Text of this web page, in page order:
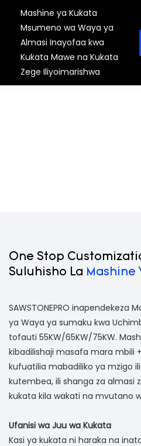
Mashine ya Kukata
Msumeno wa Waya ya
Almasi Inayofaa kwa
Kukata Mawe na Kukata
Zege Iliyoimarishwa
One Stop
Suluhisho La Mashine
SAWSTONEPRO inapendekeza
ya Waya ya sumaku kwa
tofauti 55KW/65KW/75KW.
kibadilishaji masafa mara mbili
kufuatilia mabadiliko ya mzigo
kutembea, ili shanga za almasi
kukata kila wakati na mvutano
Ufanisi wa Juu wa Kukata
Kasi ya kukata ni haraka na